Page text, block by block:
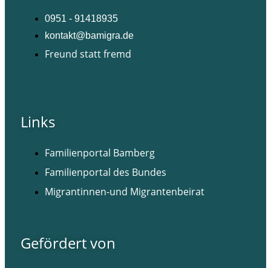
0951 - 91418935
kontakt@bamigra.de
Freund statt fremd
Links
Familienportal Bamberg
Familienportal des Bundes
Migrantinnen-und Migrantenbeirat
Gefördert von